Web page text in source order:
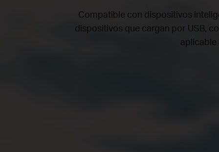
Compatible con dispositivos
dispositivos que cargan por USB,
aplicable